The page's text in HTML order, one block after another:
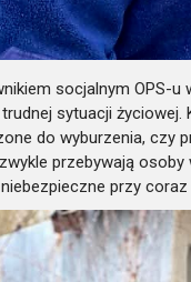
socjalnym OPS-
sytuacji życiowej.
do wyburzenia, czy
przebywają
przy